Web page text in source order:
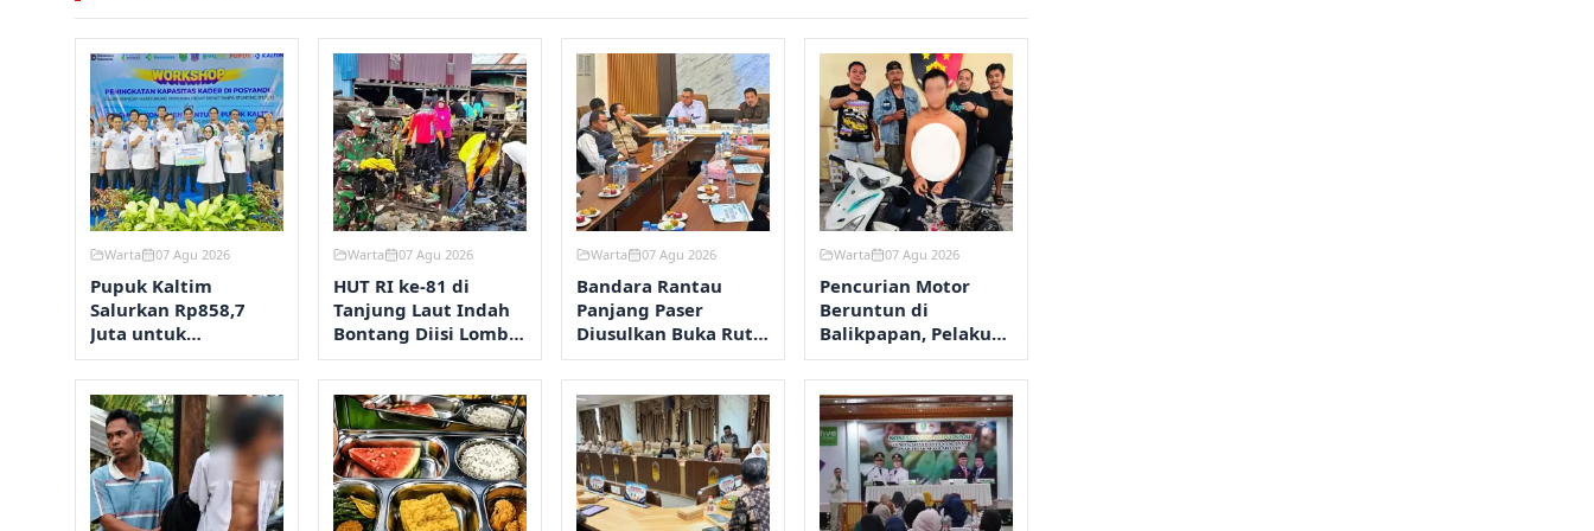
Warta 07 Agu 2026
Pupuk Kaltim
Salurkan Rp858,7
Juta untuk
Pengendalian
Stunting Bontang
Warta 07 Agu 2026
HUT RI ke-81 di
Tanjung Laut Indah
Bontang Diisi Lomba
RT Terbersih hingga
Fashion Show
Warta 07 Agu 2026
Bandara Rantau
Panjang Paser
Diusulkan Buka Rute
Perintis ke
Samarinda pada
2027
Warta 07 Agu 2026
Pencurian Motor
Beruntun di
Balikpapan, Pelaku
Beraksi Dua Kali
dalam Lima Hari